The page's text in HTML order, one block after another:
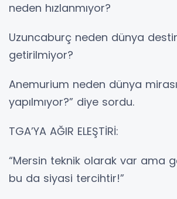
neden hızlanmıyor?
Uzuncaburç neden dünya
getirilmiyor?
Anemurium neden dünya
yapılmıyor?” diye sordu.
TGA’YA AĞIR ELEŞTİRİ:
“Mersin teknik olarak var ama
bu da siyasi tercihtir!”